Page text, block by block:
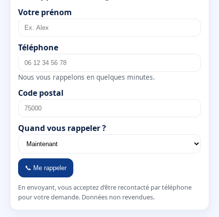
Votre prénom
Téléphone
Nous vous rappelons en quelques minutes.
Code postal
Quand vous rappeler ?
📞 Me rappeler
En envoyant, vous acceptez d’être recontacté par téléphone
pour votre demande. Données non revendues.